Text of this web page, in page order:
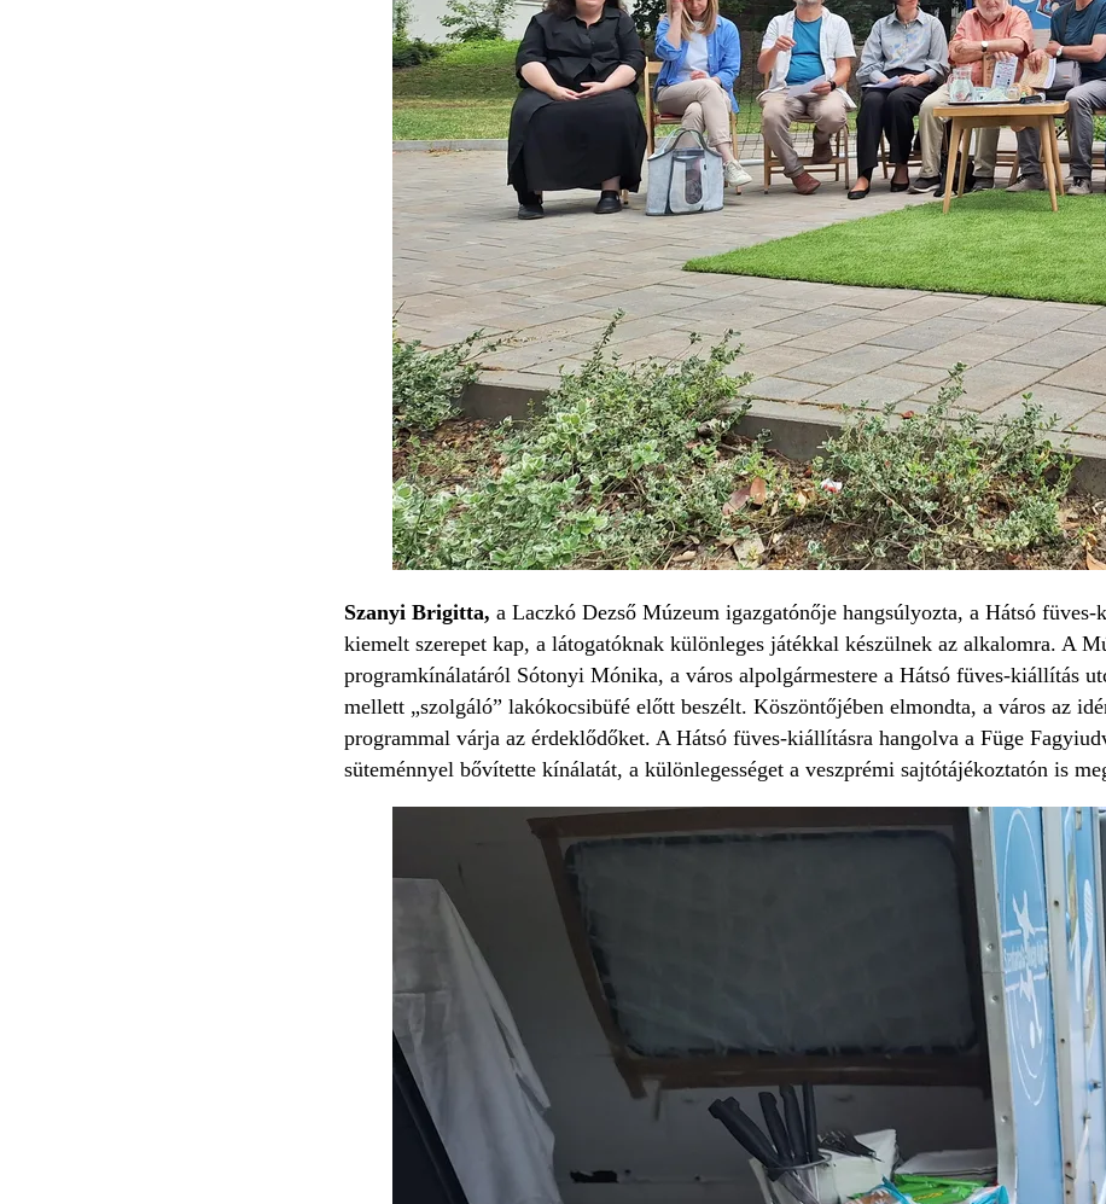
Szanyi Brigitta, a Laczkó Dezső Múzeum igazgatónője hangsúlyozta, a Hátsó
kiemelt szerepet kap, a látogatóknak különleges játékkal készülnek az alkalomra. A
programkínálatáról Sótonyi Mónika, a város alpolgármestere a Hátsó füves-kiállítás
mellett „szolgáló” lakókocsibüfé előtt beszélt. Köszöntőjében elmondta, a város az
programmal várja az érdeklődőket. A Hátsó füves-kiállításra hangolva a Füge
süteménnyel bővítette kínálatát, a különlegességet a veszprémi sajtótájékoztatón is